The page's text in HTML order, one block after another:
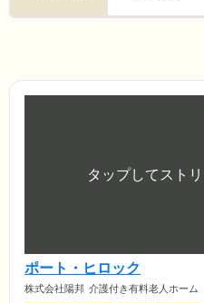
ポート・ヒロック
株式会社陽邦 介護付き有料老人ホーム